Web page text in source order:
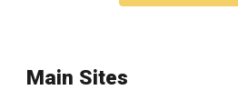
Main Sites